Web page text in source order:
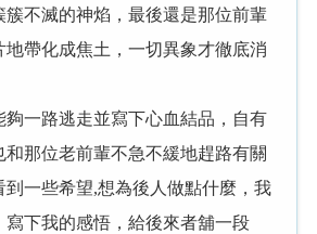
簇不滅的神焰，最後還是那位前輩
地帶化成焦土，一切異象才徹底消
夠一路逃走並寫下心血結品，自有
那位老前輩不急不緩地趕路有關
到一些希望,想為後人做點什麼，我
寫下我的感悟，給後來者舖一段